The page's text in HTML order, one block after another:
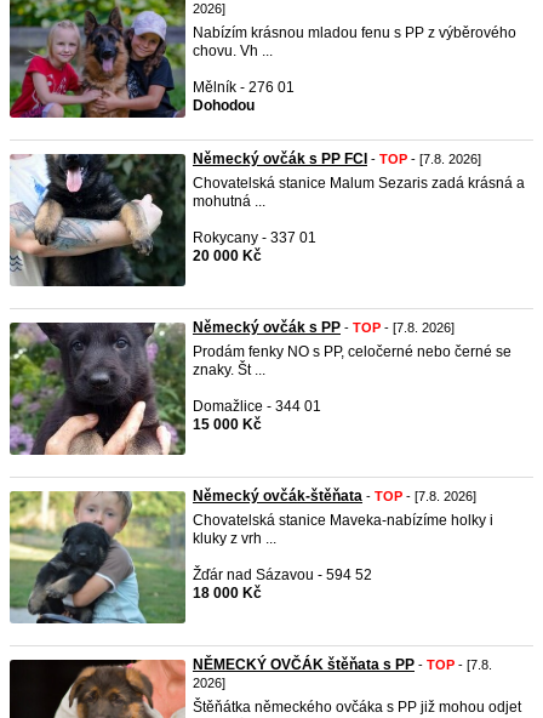
2026]
Nabízím krásnou mladou fenu s PP z výběrového
chovu. Vh ...
Mělník - 276 01
Dohodou
Německý ovčák s PP FCI - TOP - [7.8. 2026]
Chovatelská stanice Malum Sezaris zadá krásná a
mohutná ...
Rokycany - 337 01
20 000 Kč
Německý ovčák s PP - TOP - [7.8. 2026]
Prodám fenky NO s PP, celočerné nebo černé se
znaky. Št ...
Domažlice - 344 01
15 000 Kč
Německý ovčák-štěňata - TOP - [7.8. 2026]
Chovatelská stanice Maveka-nabízíme holky i
kluky z vrh ...
Žďár nad Sázavou - 594 52
18 000 Kč
NĚMECKÝ OVČÁK štěňata s PP - TOP - [7.8.
2026]
Štěňátka německého ovčáka s PP již mohou odjet